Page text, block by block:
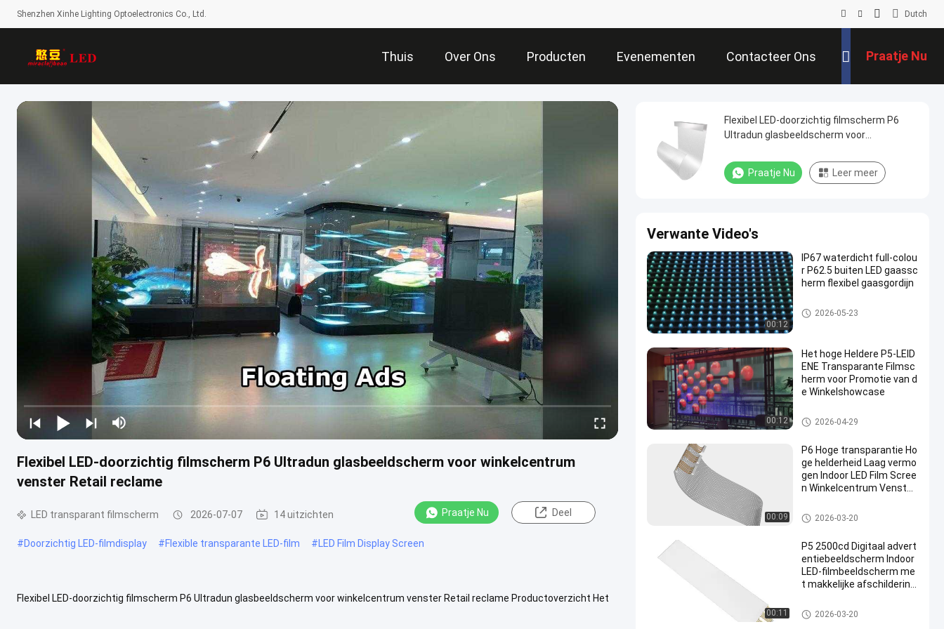
Shenzhen Xinhe Lighting Optoelectronics Co., Ltd. Dutch
Thuis Over Ons Producten Evenementen Contacteer Ons Praatje Nu
Flexibel LED-doorzichtig filmscherm P6 Ultradun glasbeeldscherm voor winkelcentrum
venster Retail reclame
LED transparant filmscherm 2026-07-07 14 uitzichten Praatje Nu Deel
#Doorzichtig LED-filmdisplay #Flexible transparante LED-film #LED Film Display Screen
Flexibel LED-doorzichtig filmscherm P6 Ultradun glasbeeldscherm voor winkelcentrum venster Retail reclame Productoverzicht Het
Flexibel LED-doorzichtig filmscherm P6
Ultradun glasbeeldscherm voor
Praatje Nu Leer meer
Verwante Video's
00:12
IP67 waterdicht full-colou
r P62.5 buiten LED gaassc
herm flexibel gaasgordijn
LED -maasscherm
2026-05-23
00:12
Het hoge Heldere P5-LEID
ENE Transparante Filmsc
herm voor Promotie van d
e Winkelshowcase
LED transparant filmscherm
2026-04-29
00:09
P6 Hoge transparantie Ho
ge helderheid Laag vermo
gen Indoor LED Film Scree
n Winkelcentrum Venster
LED transparant filmscherm
2026-03-20
00:11
P5 2500cd Digitaal advert
entiebeeldscherm Indoor
LED-filmbeeldscherm me
t makkelijke afschildering
ensters
LED transparant filmscherm
2026-03-20